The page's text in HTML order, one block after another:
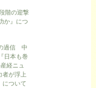
階の迎撃
か』につ
過信 中
日本も巻
経ニュ
が浮上
ついて